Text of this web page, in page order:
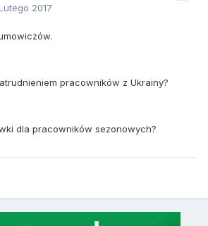
2017
pracowników z Ukrainy?
dla pracowników sezonowych?